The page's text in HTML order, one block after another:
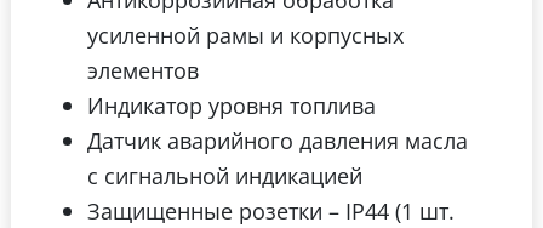
усиленной рамы и корпусных
элементов
Индикатор уровня топлива
Датчик аварийного давления масла
с сигнальной индикацией
Защищенные розетки – IP44 (1 шт.